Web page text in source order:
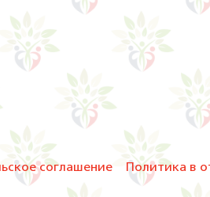
соглашение Политика в